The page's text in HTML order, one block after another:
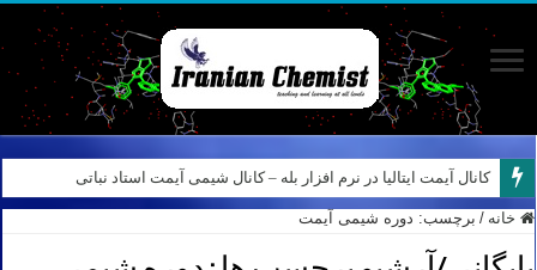
کانال آیمت ایتالیا در نرم افزار بله – کانال شیمی آیمت استاد نباتی
خانه / برچسب: دوره شیمی آیمت